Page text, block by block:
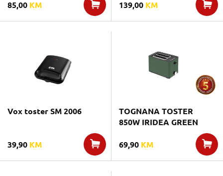
85,00 KM 139,00 KM
Vox toster SM 2006
39,90 KM
TOGNANA TOSTER
850W IRIDEA GREEN
69,90 KM